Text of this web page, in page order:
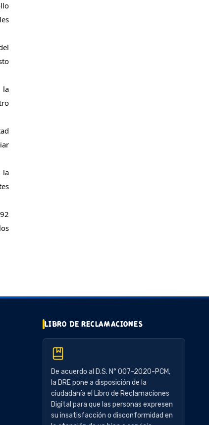
la
la
LIBRO DE RECLAMACIONES
De acuerdo al D.S. N° 007-2020-PCM,
la DRE pone a disposición de la
ciudadanía el Libro de Reclamaciones
Digital para que las personas expresen
su insatisfacción o disconformidad en